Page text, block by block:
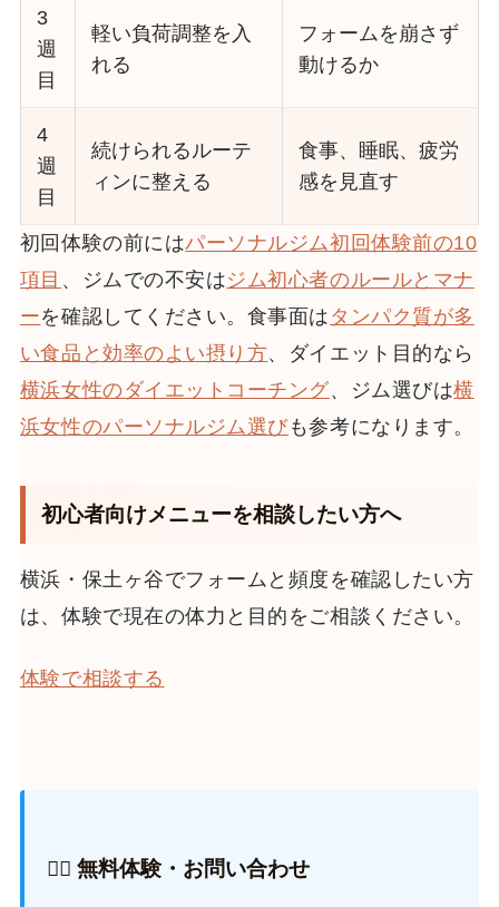
3
週
目
軽い負荷調整を入
れる
フォームを崩さず
動けるか
4
週
目
続けられるルーテ
ィンに整える
食事、睡眠、疲労
感を見直す
初回体験の前にはパーソナルジム初回体験前の10
項目 、ジムでの不安はジム初心者のルールとマナ
ーを確認してください。食事面は タンパク質が多
い食品と効率のよい摂り方、ダイエット目的なら
横浜女性のダイエットコーチング、ジム選びは横
浜女性のパーソナルジム選びも参考になります。
初心者向けメニューを相談したい方へ
横浜・保土ヶ谷でフォームと頻度を確認したい方
は、体験で現在の体力と目的をご相談ください。
体験で相談する
🏋️‍♂️ 無料体験・お問い合わせ